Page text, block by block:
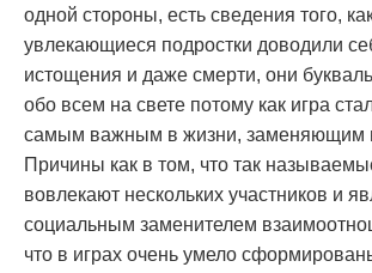
одной стороны, есть сведения того,
увлекающиеся подростки доводили
истощения и даже смерти, они
обо всем на свете потому как игра
самым важным в жизни, заменяющим
Причины как в том, что так
вовлекают нескольких участников и
социальным заменителем
что в играх очень умело